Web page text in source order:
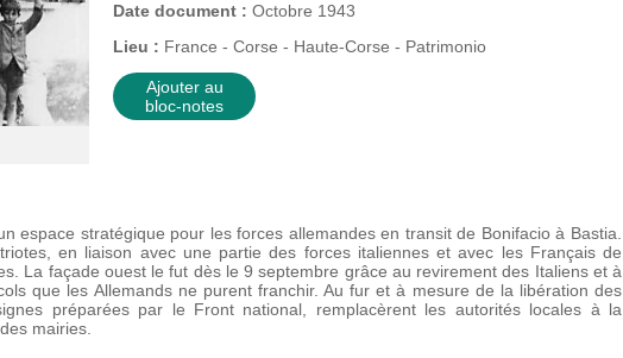
Date document : Octobre 1943
Lieu : France - Corse - Haute-Corse - Patrimonio
Ajouter au
bloc-notes
espace stratégique pour les forces allemandes en transit de Bonifacio à Bastia.
en liaison avec une partie des forces italiennes et avec les Français de
La façade ouest le fut dès le 9 septembre grâce au revirement des Italiens et à
que les Allemands ne purent franchir. Au fur et à mesure de la libération des
préparées par le Front national, remplacèrent les autorités locales à la
mairies.